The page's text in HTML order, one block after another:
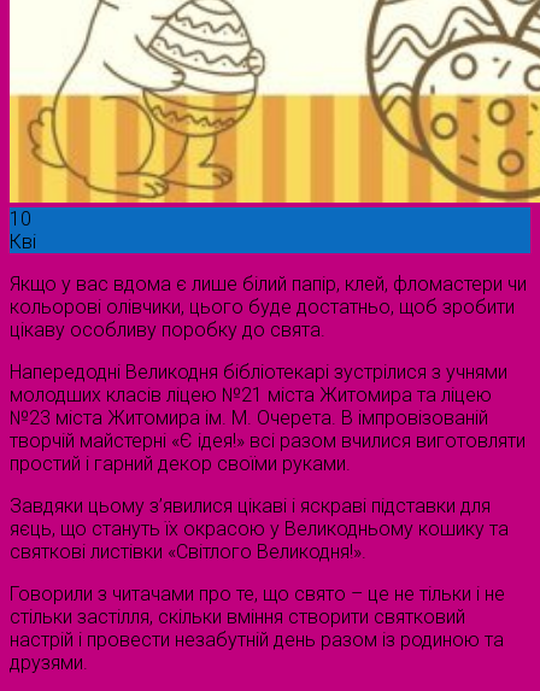
10
Кві
Якщо у вас вдома є лише білий папір, клей, фломастери чи
кольорові олівчики, цього буде достатньо, щоб зробити
цікаву особливу поробку до свята.
Напередодні Великодня бібліотекарі зустрілися з учнями
молодших класів ліцею №21 міста Житомира та ліцею
№23 міста Житомира ім. М. Очерета. В імпровізованій
творчій майстерні «Є ідея!» всі разом вчилися виготовляти
простий і гарний декор своїми руками.
Завдяки цьому з’явилися цікаві і яскраві підставки для
яєць, що стануть їх окрасою у Великодньому кошику та
святкові листівки «Світлого Великодня!».
Говорили з читачами про те, що свято – це не тільки і не
стільки застілля, скільки вміння створити святковий
настрій і провести незабутній день разом із родиною та
друзями.